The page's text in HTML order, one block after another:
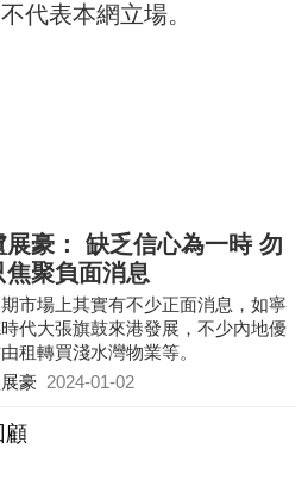
代表本網立場。
展豪： 缺乏信心為一時 勿
焦聚負面消息
市場上其實有不少正面消息，如寧
代大張旗鼓來港發展，不少內地優
租轉買淺水灣物業等。
豪 2024-01-02
顧